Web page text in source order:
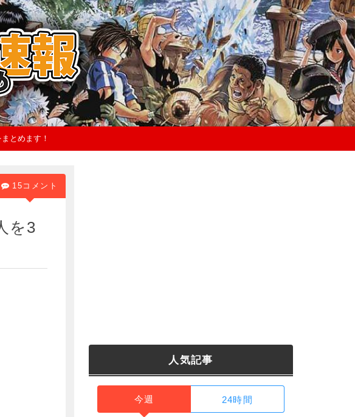
とめます！
を3
15コメント
人気記事
今週 24時間